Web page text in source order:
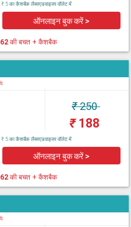
₹ 5 का कैशबैक लैब्सएडवाइजर वॉलेट में
ऑनलाइन बुक करें >
की बचत + कैशबैक
₹250
₹188
₹ 5 का कैशबैक लैब्सएडवाइजर वॉलेट में
ऑनलाइन बुक करें >
की बचत + कैशबैक